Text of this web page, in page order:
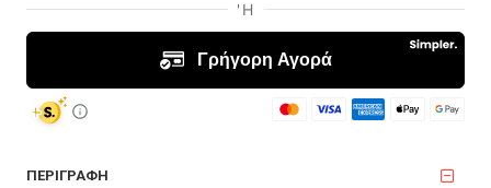
ΠΕΡΙΓΡΑΦΗ